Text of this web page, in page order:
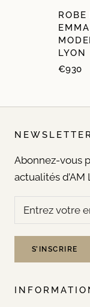
ROBE
LYON
€930
Abonnez-vous
actualités d’AM
S’INSCRIRE